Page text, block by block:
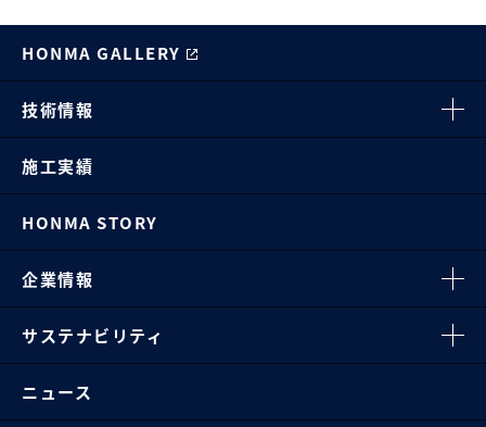
HONMA GALLERY
技術情報
施工実績
HONMA STORY
企業情報
サステナビリティ
ニュース